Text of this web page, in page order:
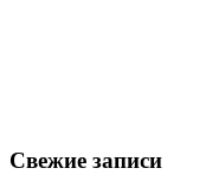
Свежие записи